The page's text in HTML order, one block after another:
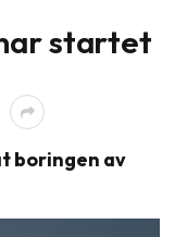
startet
boringen av